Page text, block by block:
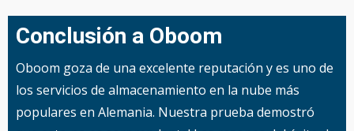
Conclusión a Oboom
Oboom goza de una excelente reputación y es uno de
los servicios de almacenamiento en la nube más
populares en Alemania. Nuestra prueba demostró